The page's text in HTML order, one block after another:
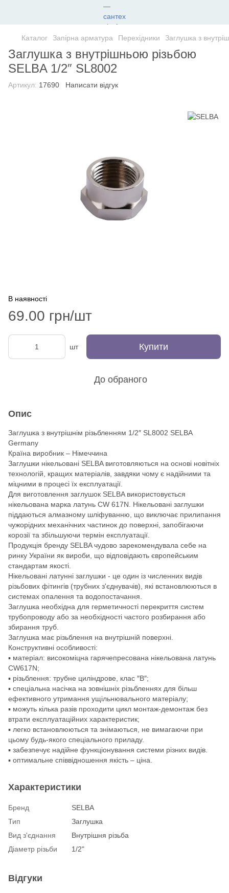
Каталог Запірна арматура Перехідники Заглушка з
Заглушка з внутрішньою різьбою
SELBA 1/2″ SL8002
Артикул: 17690 Написати відгук
В наявності
69.00 грн/шт
шт Купити
До обраного
Опис
Заглушка з внутрішнім різьбленням 1/2″ SL8002 SELBA
Germany
Країна виробник – Німеччина
Заглушки нікельовані SELBA виготовляються на основі новітніх
технологій, кращих матеріалів, завдяки чому є надійними та
міцними в процесі їх експлуатації.
Для виготовлення заглушок SELBA використовується
нікельована марка латунь CW 617N. Нікельовані заглушки
піддаються алмазному шліфуванню, що виключає прилипання
чужорідних механічних частинок до поверхні, запобігаючи
корозії та збільшуючи термін експлуатації.
Продукція бренду SELBA чудово зарекомендувала себе на
ринку України як вироби, що відповідають європейським
стандартам якості.
Нікельовані латунні заглушки - це один із численних видів
різьбових фітингів (трубних з'єднувачів), які встановлюються в
системах опалення та водопостачання.
Заглушка необхідна для герметичності перекриття систем
трубопроводу або за необхідності частого розбирання або
збирання труб.
Заглушка має різьблення на внутрішній поверхні.
Конструктивні особливості:
▪ матеріал: високоміцна гарячепресована нікельована латунь
CW617N;
▪ різьблення: трубне циліндрове, клас ″В″;
▪ спеціальна насічка на зовнішніх різьбленнях для більш
ефективного утримання ущільнювального матеріалу;
▪ можуть кілька разів проходити цикл монтаж-демонтаж без
втрати експлуатаційних характеристик;
▪ легко встановлюються та знімаються, не вимагаючи при
цьому будь-якого спеціального приладу.
▪ забезпечує надійне функціонування системи різних видів.
▪ оптимальне співвідношення якість – ціна.
Характеристики
Бренд
SELBA
Тип
Заглушка
Вид з'єднання
Внутрішня різьба
Діаметр різьби
1/2"
Відгуки